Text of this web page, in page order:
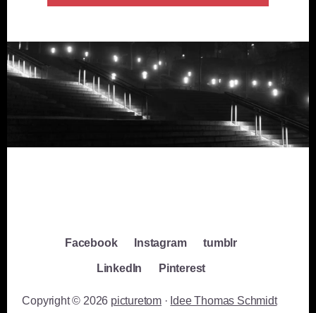
Facebook Instagram tumblr
LinkedIn Pinterest
Copyright © 2026 picturetom · Idee Thomas Schmidt